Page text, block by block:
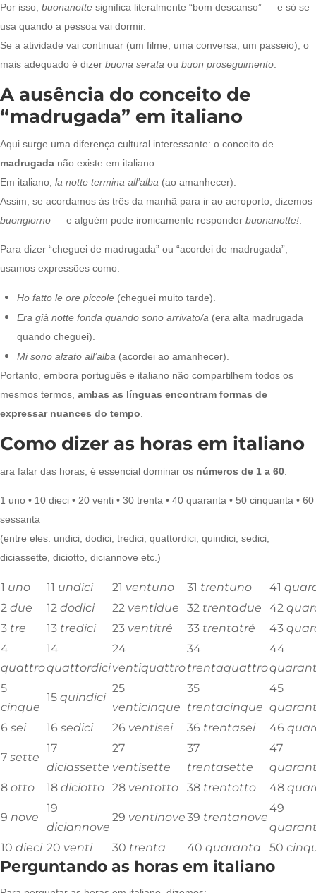
Por isso, buonanotte significa literalmente “bom descanso” — e só se
usa quando a pessoa vai dormir.
Se a atividade vai continuar (um filme, uma conversa, um passeio), o
mais adequado é dizer buona serata ou buon proseguimento
A ausência do conceito de
“madrugada” em italiano
Aqui surge uma diferença cultural interessante: o conceito de
madrugada não existe em italiano.
Em italiano, la notte termina all’alba (ao amanhecer).
Assim, se acordamos às três da manhã para ir ao aeroporto, dizemos
buongiorno — e alguém pode ironicamente responder buonanotte!
Para dizer “cheguei de madrugada” ou “acordei de madrugada”,
usamos expressões como:
Ho fatto le ore piccole (cheguei muito tarde).
Era già notte fonda quando sono arrivato/a (era alta madrugada
quando cheguei).
Mi sono alzato all’alba (acordei ao amanhecer).
Portanto, embora português e italiano não compartilhem todos os
mesmos termos, ambas as línguas encontram formas de
expressar nuances do tempo
Como dizer as horas em italiano
ara falar das horas, é essencial dominar os números de 1 a 60:
1 uno • 10 dieci • 20 venti • 30 trenta • 40 quaranta • 50 cinquanta • 60
sessanta
(entre eles: undici, dodici, tredici, quattordici, quindici, sedici,
diciassette, diciotto, diciannove etc.)
1 uno 11 undici 21 ventuno 31 trentuno 41
2 due 12 dodici 22 ventidue 32 trentadue 42
3 tre 13 tredici 23 ventitré 33 trentatré 43
4
quattro
14
quattordici
24
ventiquattro
34
trentaquattro
44
5
cinque
15 quindici
25
venticinque
35
trentacinque
45
6 sei 16 sedici 26 ventisei 36 trentasei 46
7 sette
17
diciassette
27
ventisette
37
trentasette
47
8 otto 18 diciotto 28 ventotto 38 trentotto 48
9 nove
19
diciannove
29 ventinove39 trentanove
49
10 dieci 20 venti 30 trenta 40 quaranta 50
Perguntando as horas em italiano